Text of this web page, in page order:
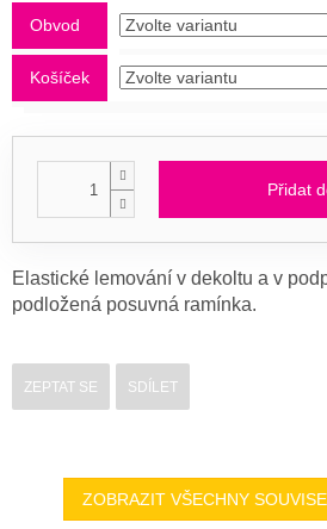
Obvod
Košíček
Přidat
Elastické lemování v dekoltu a v
podložená posuvná ramínka.
ZEPTAT SE SDÍLET
ZOBRAZIT VŠECHNY